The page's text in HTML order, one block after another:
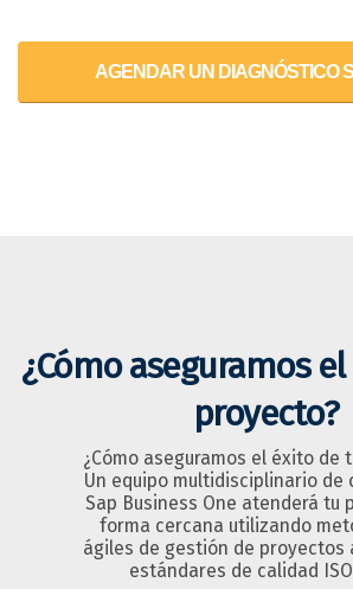
AGENDAR UN DIAGNÓSTICO
¿Cómo aseguramos
proyecto?
¿Cómo aseguramos el éxito de
Un equipo multidisciplinario de
Sap Business One atenderá tu
forma cercana utilizando
ágiles de gestión de proyectos
estándares de calidad